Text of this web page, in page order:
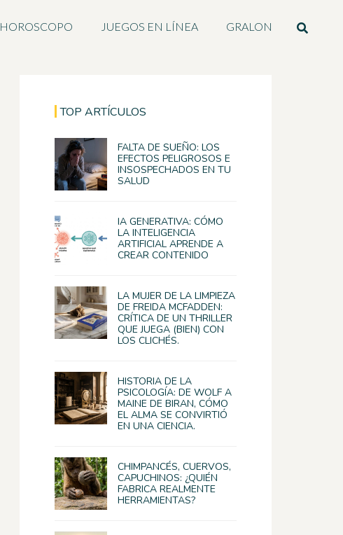
HOROSCOPO JUEGOS EN LÍNEA GRALON
TOP ARTÍCULOS
FALTA DE SUEÑO: LOS
EFECTOS PELIGROSOS E
INSOSPECHADOS EN TU
SALUD
IA GENERATIVA: CÓMO
LA INTELIGENCIA
ARTIFICIAL APRENDE A
CREAR CONTENIDO
LA MUJER DE LA LIMPIEZA
DE FREIDA MCFADDEN:
CRÍTICA DE UN THRILLER
QUE JUEGA (BIEN) CON
LOS CLICHÉS.
HISTORIA DE LA
PSICOLOGÍA: DE WOLF A
MAINE DE BIRAN, CÓMO
EL ALMA SE CONVIRTIÓ
EN UNA CIENCIA.
CHIMPANCÉS, CUERVOS,
CAPUCHINOS: ¿QUIÉN
FABRICA REALMENTE
HERRAMIENTAS?